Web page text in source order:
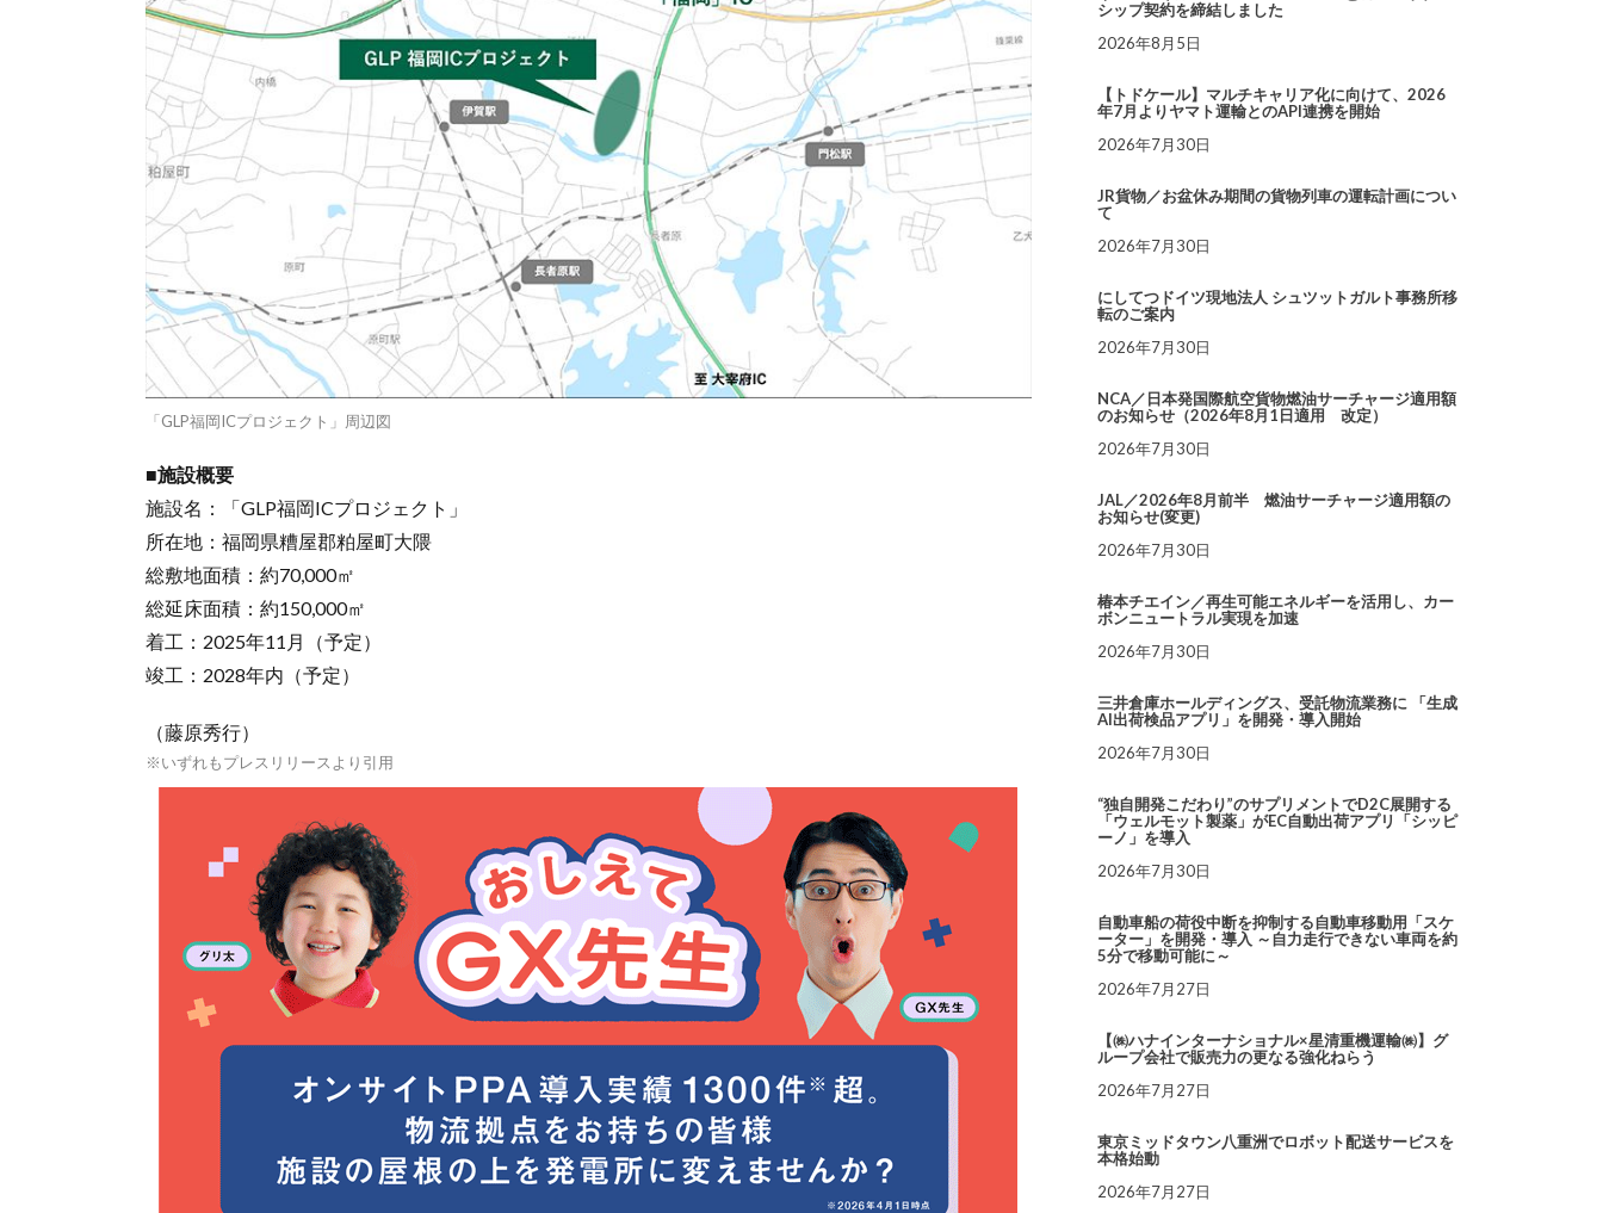
「GLP福岡ICプロジェクト」周辺図
■施設概要
施設名：「GLP福岡ICプロジェクト」
所在地：福岡県糟屋郡粕屋町大隈
総敷地面積：約70,000㎡
総延床面積：約150,000㎡
着工：2025年11月（予定）
竣工：2028年内（予定）
（藤原秀行）
※いずれもプレスリリースより引用
シップ契約を締結しました
2026年8月5日
【トドケール】マルチキャリア化に向けて、2026
年7月よりヤマト運輸とのAPI連携を開始
2026年7月30日
JR貨物／お盆休み期間の貨物列車の運転計画につい
て
2026年7月30日
にしてつドイツ現地法人 シュツットガルト事務所移
転のご案内
2026年7月30日
NCA／日本発国際航空貨物燃油サーチャージ適用額
のお知らせ（2026年8月1日適用 改定）
2026年7月30日
JAL／2026年8月前半 燃油サーチャージ適用額の
お知らせ(変更)
2026年7月30日
椿本チエイン／再生可能エネルギーを活用し、カー
ボンニュートラル実現を加速
2026年7月30日
三井倉庫ホールディングス、受託物流業務に 「生成
AI出荷検品アプリ」を開発・導入開始
2026年7月30日
“独自開発こだわり”のサプリメントでD2C展開する
「ウェルモット製薬」がEC自動出荷アプリ「シッピ
ーノ」を導入
2026年7月30日
自動車船の荷役中断を抑制する自動車移動用「スケ
ーター」を開発・導入 ～自力走行できない車両を約
5分で移動可能に～
2026年7月27日
【㈱ハナインターナショナル×星清重機運輸㈱】グ
ループ会社で販売力の更なる強化ねらう
2026年7月27日
東京ミッドタウン八重洲でロボット配送サービスを
本格始動
2026年7月27日